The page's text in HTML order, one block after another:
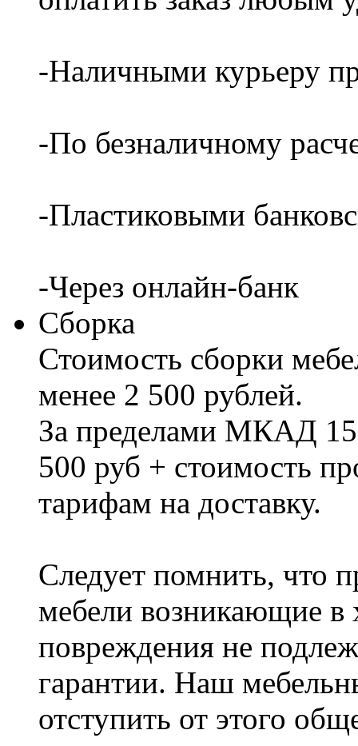
-Наличными курьеру
-По безналичному
-Пластиковыми
-Через онлайн-банк
Сборка
Стоимость сборки
менее 2 500 рублей.
За пределами МКАД
500 руб + стоимость
тарифам на доставку.
Следует помнить, что
мебели возникающие в
повреждения не
гарантии. Наш
отступить от этого